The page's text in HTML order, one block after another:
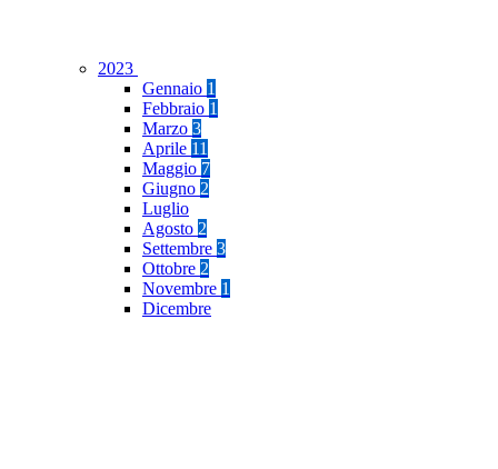
2023
Gennaio 1
Febbraio 1
Marzo 3
Aprile 11
Maggio 7
Giugno 2
Luglio
Agosto 2
Settembre 3
Ottobre 2
Novembre 1
Dicembre